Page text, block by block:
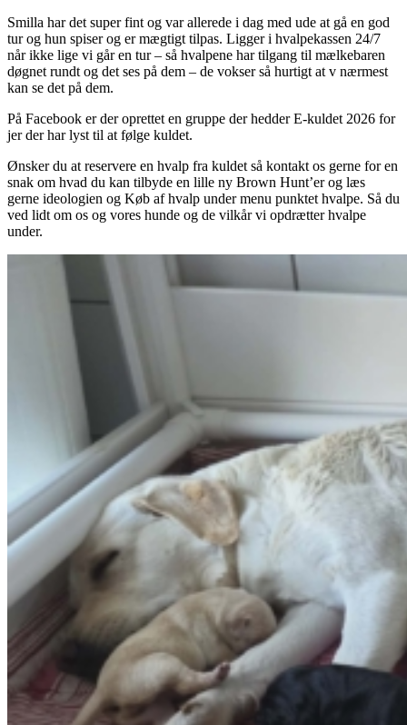
Smilla har det super fint og var allerede i dag med ude at gå en god
tur og hun spiser og er mægtigt tilpas. Ligger i hvalpekassen 24/7
når ikke lige vi går en tur – så hvalpene har tilgang til mælkebaren
døgnet rundt og det ses på dem – de vokser så hurtigt at v nærmest
kan se det på dem.
På Facebook er der oprettet en gruppe der hedder E-kuldet 2026 for
jer der har lyst til at følge kuldet.
Ønsker du at reservere en hvalp fra kuldet så kontakt os gerne for en
snak om hvad du kan tilbyde en lille ny Brown Hunt’er og læs
gerne ideologien og Køb af hvalp under menu punktet hvalpe. Så du
ved lidt om os og vores hunde og de vilkår vi opdrætter hvalpe
under.